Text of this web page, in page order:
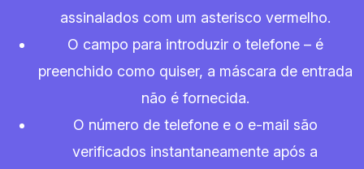
assinalados com um asterisco vermelho.
O campo para introduzir o telefone – é
preenchido como quiser, a máscara de entrada
não é fornecida.
O número de telefone e o e-mail são
verificados instantaneamente após a